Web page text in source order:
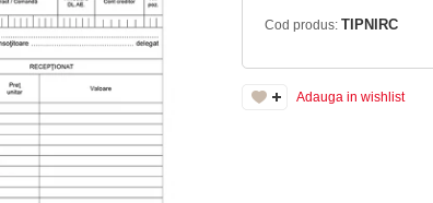
Cod produs: TIPNIRC
Adauga in wishlist